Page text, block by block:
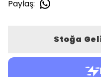
Paylaş:
Stoğa